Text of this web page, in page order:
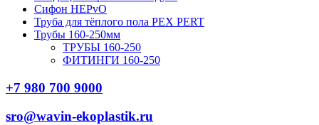
Сифон HEPvO
Труба для тёплого пола PEX PERT
Трубы 160-250мм
ТРУБЫ 160-250
ФИТИНГИ 160-250
+7 980 700 9000
sro@wavin-ekoplastik.ru